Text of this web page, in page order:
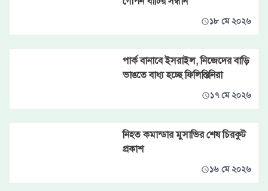
১৮ মে ২০২৬
পার্ক বানাবে ইসরাইল, নিজেদের বাড়ি
ভাঙতে বাধ্য হচ্ছে ফিলিস্তিনিরা
১৭ মে ২০২৬
নিহত কমান্ডার মুসাভির শেষ চিরকুট
প্রকাশ
১৬ মে ২০২৬